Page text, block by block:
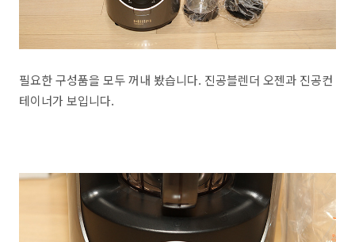
필요한 구성품을 모두 꺼내 봤습니다. 진공블렌더 오젠과 진공컨
테이너가 보입니다.